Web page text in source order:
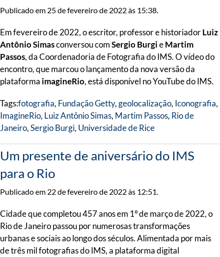
Publicado em 25 de fevereiro de 2022 às 15:38.
Em fevereiro de 2022, o escritor, professor e historiadorLuiz
Antônio Simasconversou comSergio BurgieMartim
Passos, da Coordenadoria de Fotografia do IMS. O vídeo do
encontro, que marcou o lançamento da nova versão da
plataforma imagineRio, está disponível no YouTube do IMS.
Tags:fotografia, Fundação Getty, geolocalização, Iconografia,
ImagineRio, Luiz Antônio Simas, Martim Passos, Rio de
Janeiro,Sergio Burgi, Universidade de Rice
Um presente de aniversário do IMS
para o Rio
Publicado em 22 de fevereiro de 2022 às 12:51.
Cidade que completou 457 anos em 1º de março de 2022, o
Rio de Janeiro passou por numerosas transformações
urbanas e sociais ao longo dos séculos. Alimentada por mais
de três mil fotografias do IMS, a plataforma digital